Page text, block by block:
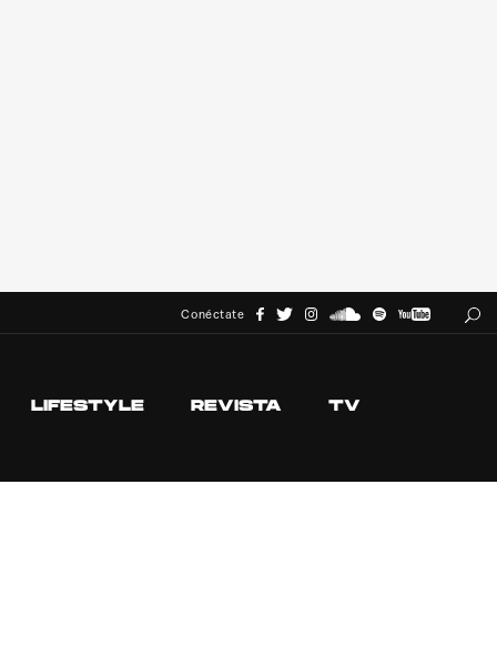
Conéctate
LIFESTYLE REVISTA TV